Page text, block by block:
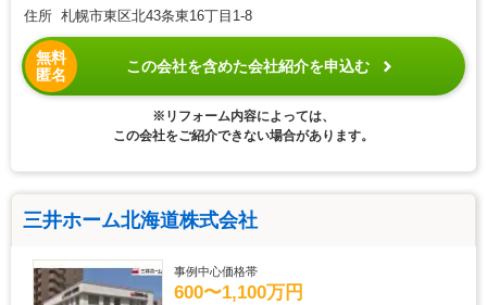
住所 札幌市東区北43条東16丁目1-8
無料
匿名
この会社を含めた会社紹介を申込む
※リフォーム内容によっては、
この会社をご紹介できない場合があります。
三井ホーム北海道株式会社
事例中心価格帯
600〜1,100万円